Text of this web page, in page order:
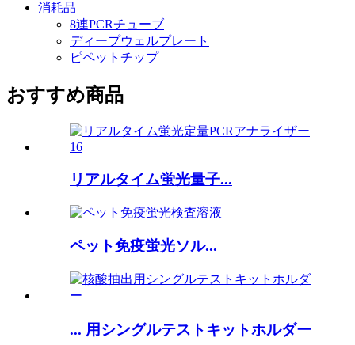
消耗品
8連PCRチューブ
ディープウェルプレート
ピペットチップ
おすすめ商品
リアルタイム蛍光量子...
ペット免疫蛍光ソル...
... 用シングルテストキットホルダー